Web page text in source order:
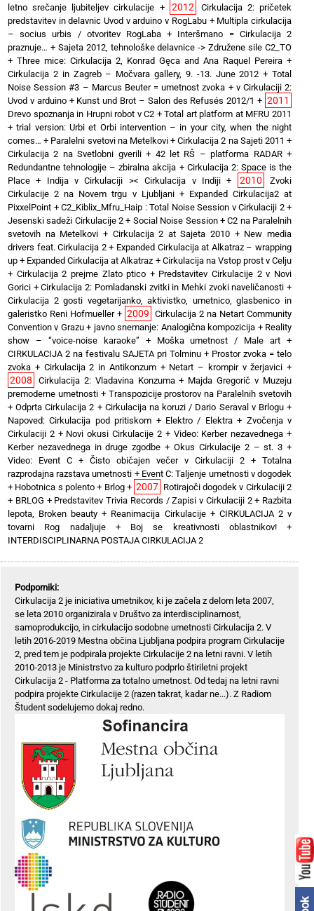
letno srečanje ljubiteljev cirkulacije + 2012
Cirkulacija 2: pričetek
predstavitev in delavnic Uvod v arduino v RogLabu+ Multipla cirkulacija
– socius urbis / otvoritev RogLaba + Interšmano = Cirkulacija 2
praznuje… + Sajeta 2012, tehnološke delavnice -> Združene sile C2_TO
+ Three mice: Cirkulacija 2, Konrad Gęca and Ana Raquel Pereira +
Cirkulacija 2 in Zagreb – Močvara gallery, 9. -13. June 2012 +Total
Noise Session #3 – Marcus Beuter = umetnost zvoka + v Cirkulaciji 2:
Uvod v arduino+ Kunst und Brot – Salon des Refusés 2012/1 + 2011
Drevo spoznanja in Hrupni robot v C2 +Total art platform at MFRU 2011
+trial version: Urbi et Orbi intervention – in your city, when the night
comes… + Paralelni svetovi na Metelkovi+Cirkulacija 2 na Sajeti 2011 +
Cirkulacija 2 na Svetlobni gverili+ 42 let RŠ – platforma RADAR+
Redundantne tehnologije – zbiralna akcija + Cirkulacija 2: Space is the
Place + Indija v Cirkulaciji >< Cirkulacija v Indiji+ 2010
Zvoki
Cirkulacije 2 na Novem trgu v Ljubljani+ Expanded Cirkulacija2 at
PixxelPoint + C2_Kiblix_Mfru_Haip : Total Noise Session v Cirkulaciji 2+
Jesenski sadeži Cirkulacije 2 + Social Noise Session+C2 na Paralelnih
svetovih na Metelkovi + Cirkulacija 2 at Sajeta 2010 + New media
drivers feat. Cirkulacija 2+ Expanded Cirkulacija at Alkatraz – wrapping
up + Expanded Cirkulacija at Alkatraz + Cirkulacija na Vstop prost v Celju
+ Cirkulacija 2 prejme Zlato ptico + Predstavitev Cirkulacije 2 v Novi
Gorici +Cirkulacija 2: Pomladanski zvitki in Mehki zvoki naveličanosti +
Cirkulacija 2 gosti vegetarijanko, aktivistko, umetnico, glasbenico in
galeristko Reni Hofmueller+ 2009 Cirkulacija 2 na Netart Community
Convention v Grazu+ javno snemanje: Analogična kompozicija + Reality
show – “voice-noise karaoke”+ Moška umetnost / Male art +
CIRKULACIJA 2 na festivalu SAJETA pri Tolminu + Prostor zvoka = telo
zvoka + Cirkulacija 2 in Antikonzum+ Netart – krompir v žerjavici +
2008 Cirkulacija 2: Vladavina Konzuma+ Majda Gregorič v Muzeju
premoderne umetnosti+ Transpozicije prostorov na Paralelnih svetovih
+Odprta Cirkulacija 2 + Cirkulacija na koruzi / Dario Seraval v Brlogu+
Napoved: Cirkulacija pod pritiskom + Elektro / Elektra+ Zvočenja v
Cirkulaciji 2+ Novi okusi Cirkulacije 2+ Video: Kerber nezavednega +
Kerber nezavednega in druge zgodbe +Okus Cirkulacije 2 – st. 3 +
Video: Event C + Čisto običajen večer v Cirkulaciji 2 + Totalna
razprodajna razstava umetnosti + Event C: Taljenje umetnosti v dogodek
+ Hobotnica s polento + Brlog+ 2007 Rotirajoči dogodek v Cirkulaciji 2
+ BRLOG + Predstavitev Trivia Records / Zapisi v Cirkulaciji 2+ Razbita
lepota, Broken beauty + Reanimacija Cirkulacije+ CIRKULACIJA 2 v
tovarni Rog nadaljuje+ Boj se kreativnosti oblastnikov!+
INTERDISCIPLINARNA POSTAJA CIRKULACIJA 2
Podporniki:
Cirkulacija 2 je iniciativa umetnikov, ki je začela z delom leta 2007,
se leta 2010 organizirala v Društvo za interdisciplinarnost,
samoprodukcijo, in cirkulacijo sodobne umetnosti Cirkulacija 2. V
letih 2016-2019 Mestna občina Ljubljana podpira program Cirkulacije
2, pred tem je podpirala projekte Cirkulacije 2 na letni ravni. V letih
2010-2013 je Ministrstvo za kulturo podprlo štiriletni projekt
Cirkulacija 2 - Platforma za totalno umetnost. Od tedaj na letni ravni
podpira projekte Cirkulacije 2 (razen takrat, kadar ne...). Z Radiom
Študent sodelujemo dokaj redno.